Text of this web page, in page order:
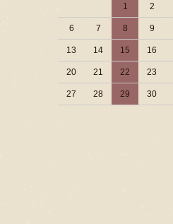
1 2
6 7 8 9
13 14 15 16
20 21 22 23
27 28 29 30